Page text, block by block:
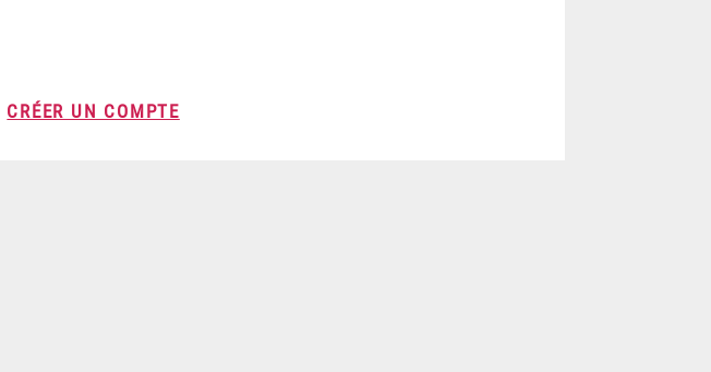
CRÉER UN COMPTE